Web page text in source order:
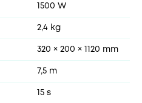
1500 W
2,4 kg
320 × 200 × 1120 mm
7,5 m
15 s